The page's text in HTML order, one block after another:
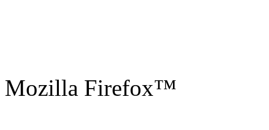
Mozilla Firefox™